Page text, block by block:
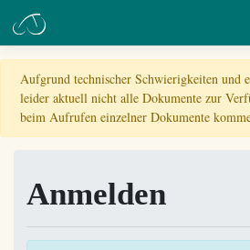
Aufgrund technischer Schwierigkeiten und
leider aktuell nicht alle Dokumente zur
beim Aufrufen einzelner Dokumente
Anmelden